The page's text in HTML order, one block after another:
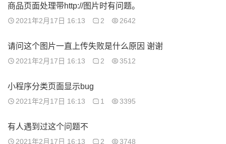
商品页面处理带http://图片时有问题。
2021年2月17日 16:13 2 2642
请问这个图片一直上传失败是什么原因 谢谢
2021年2月17日 16:13 2 3512
小程序分类页面显示bug
2021年2月17日 16:13 1 3395
有人遇到过这个问题不
2021年2月17日 16:13 2 3748